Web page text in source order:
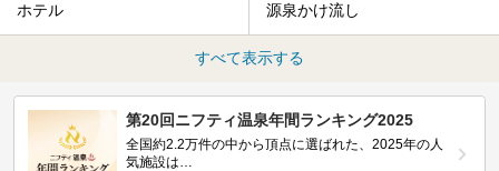
ホテル 源泉かけ流し
すべて表示する
第20回ニフティ温泉年間ランキング2025
全国約2.2万件の中から頂点に選ばれた、2025年の人
気施設は…